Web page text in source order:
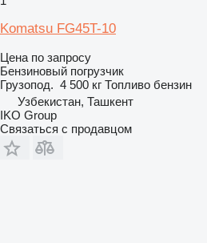
Komatsu FG45T-10
Цена по запросу
Бензиновый погрузчик
Грузопод. 4 500 кг Топливо бензин
Узбекистан, Ташкент
IKO Group
Связаться с продавцом